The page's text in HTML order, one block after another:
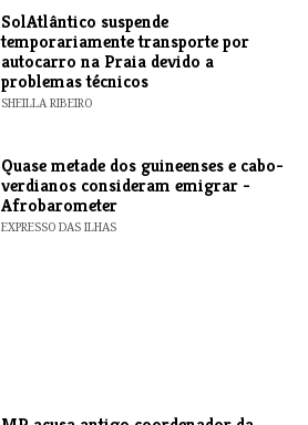
SolAtlântico suspende
temporariamente transporte por
autocarro na Praia devido a
problemas técnicos
SHEILLA RIBEIRO
Quase metade dos guineenses e cabo-
verdianos consideram emigrar -
Afrobarometer
EXPRESSO DAS ILHAS